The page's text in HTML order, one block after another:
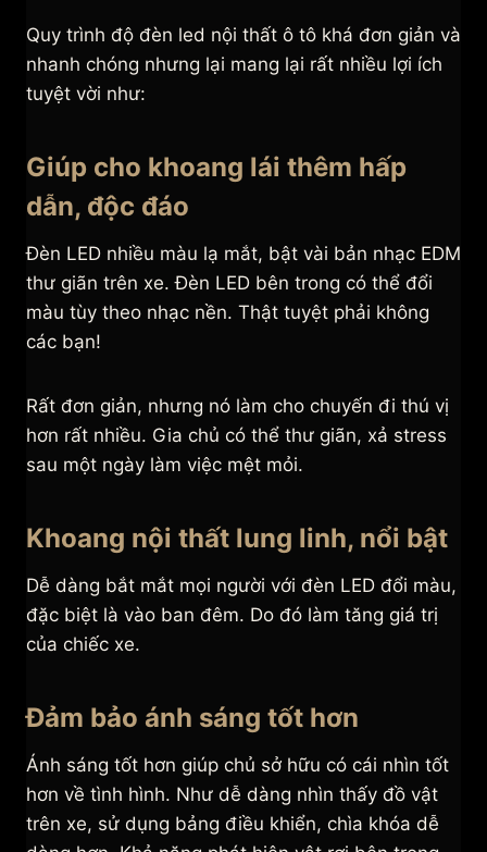
Quy trình độ đèn led nội thất ô tô khá đơn giản và
nhanh chóng nhưng lại mang lại rất nhiều lợi ích
tuyệt vời như:
Giúp cho khoang lái thêm hấp
dẫn, độc đáo
Đèn LED nhiều màu lạ mắt, bật vài bản nhạc EDM
thư giãn trên xe. Đèn LED bên trong có thể đổi
màu tùy theo nhạc nền. Thật tuyệt phải không
các bạn!
Rất đơn giản, nhưng nó làm cho chuyến đi thú vị
hơn rất nhiều. Gia chủ có thể thư giãn, xả stress
sau một ngày làm việc mệt mỏi.
Khoang nội thất lung linh, nổi bật
Dễ dàng bắt mắt mọi người với đèn LED đổi màu,
đặc biệt là vào ban đêm. Do đó làm tăng giá trị
của chiếc xe.
Đảm bảo ánh sáng tốt hơn
Ánh sáng tốt hơn giúp chủ sở hữu có cái nhìn tốt
hơn về tình hình. Như dễ dàng nhìn thấy đồ vật
trên xe, sử dụng bảng điều khiển, chìa khóa dễ